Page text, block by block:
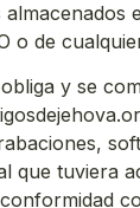
almacenados
o de
y se
que tuviera